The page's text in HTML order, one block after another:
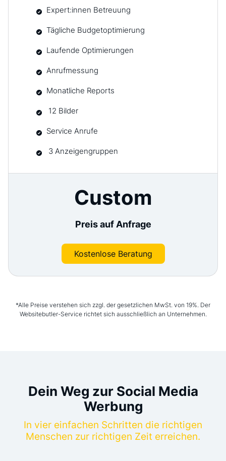
Expert:innen Betreuung
Tägliche Budgetoptimierung
Laufende Optimierungen
Anrufmessung
Monatliche Reports
12 Bilder
Service Anrufe
3 Anzeigengruppen
Custom
Preis auf Anfrage
Kostenlose Beratung
*Alle Preise verstehen sich zzgl. der gesetzlichen MwSt. von 19%. Der
Websitebutler-Service richtet sich ausschließlich an Unternehmen.
Dein Weg zur Social Media
Werbung
In vier einfachen Schritten die richtigen
Menschen zur richtigen Zeit erreichen.